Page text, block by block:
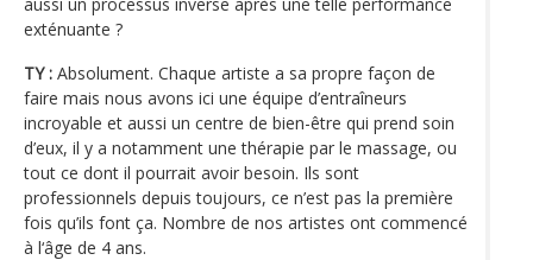
exténuante ?
TY : Absolument. Chaque artiste a sa propre façon de
faire mais nous avons ici une équipe d’entraîneurs
incroyable et aussi un centre de bien-être qui prend soin
d’eux, il y a notamment une thérapie par le massage, ou
tout ce dont il pourrait avoir besoin. Ils sont
professionnels depuis toujours, ce n’est pas la première
fois qu’ils font ça. Nombre de nos artistes ont commencé
à l‘âge de 4 ans.